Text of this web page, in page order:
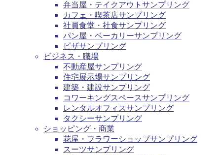
弁当屋・テイクアウトサンプリング
カフェ・喫茶店サンプリング
社員食堂・社食サンプリング
パン屋・ベーカリーサンプリング
ピザサンプリング
ビジネス・職場
不動産屋サンプリング
住宅展示場サンプリング
建築・建設サンプリング
コワーキングスペースサンプリング
レンタルオフィスサンプリング
タクシーサンプリング
ショッピング・商業
花屋・フラワーショップサンプリング
スーツサンプリング